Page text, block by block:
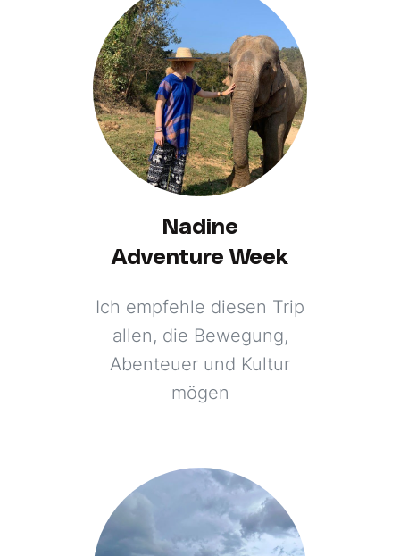
Nadine
Adventure Week
Ich empfehle diesen Trip
allen, die Bewegung,
Abenteuer und Kultur
mögen